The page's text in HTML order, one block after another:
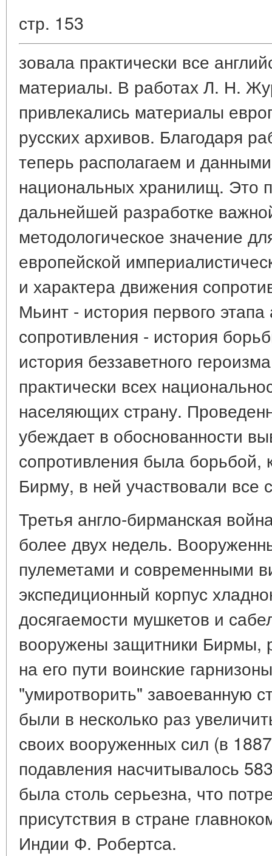
стр. 153
зовала практически все
материалы. В работах Л. Н.
привлекались материалы
русских архивов. Благодаря
теперь располагаем и
национальных хранилищ. Это
дальнейшей разработке
методологическое значение
европейской
и характера движения
Мьинт - история первого этапа
сопротивления - история
история беззаветного
практически всех
населяющих страну.
убеждает в обоснованности
сопротивления была борьбой,
Бирму, в ней участвовали все
Третья англо-бирманская
более двух недель.
пулеметами и современными
экспедиционный корпус
досягаемости мушкетов и
вооружены защитники Бирмы,
на его пути воинские
"умиротворить" завоеванную
были в несколько раз
своих вооруженных сил (в
подавления насчитывалось
была столь серьезна, что
присутствия в стране
Индии Ф. Робертса.